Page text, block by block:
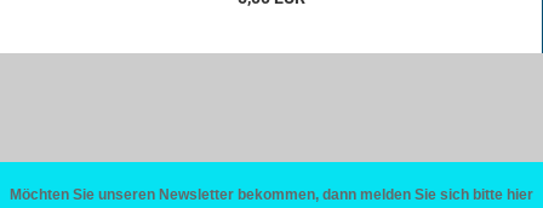
Möchten Sie unseren Newsletter bekommen, dann melden Sie sich bitte hier